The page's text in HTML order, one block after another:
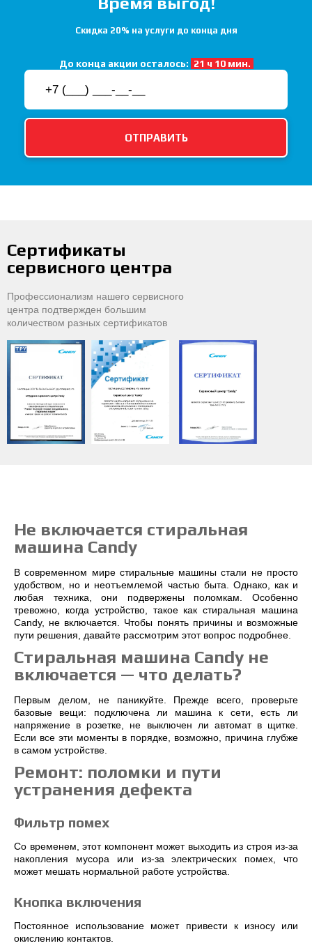
Скидка 20% на услуги до конца дня
До конца акции осталось: 21 ч 10 мин.
Сертификаты
сервисного центра
Профессионализм нашего сервисного
центра подтвержден большим
количеством разных сертификатов
Не включается стиральная
машина Candy
В современном мире стиральные машины стали не просто
удобством, но и неотъемлемой частью быта. Однако, как и
любая техника, они подвержены поломкам. Особенно
тревожно, когда устройство, такое как стиральная машина
Candy, не включается. Чтобы понять причины и возможные
пути решения, давайте рассмотрим этот вопрос подробнее.
Стиральная машина Candy не
включается — что делать?
Первым делом, не паникуйте. Прежде всего, проверьте
базовые вещи: подключена ли машина к сети, есть ли
напряжение в розетке, не выключен ли автомат в щитке.
Если все эти моменты в порядке, возможно, причина глубже
в самом устройстве.
Ремонт: поломки и пути
устранения дефекта
Фильтр помех
Со временем, этот компонент может выходить из строя из-за
накопления мусора или из-за электрических помех, что
может мешать нормальной работе устройства.
Кнопка включения
Постоянное использование может привести к износу или
окислению контактов.